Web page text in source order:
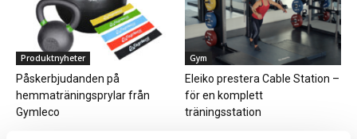
Produktnyheter
Påskerbjudanden på
hemmaträningsprylar från
Gymleco
Gym
Eleiko prestera Cable Station –
för en komplett
träningsstation